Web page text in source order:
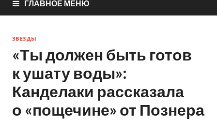
ГЛАВНОЕ МЕНЮ
ЗВЕЗДЫ
«Ты должен быть готов
к ушату воды»:
Канделаки рассказала
о «пощечине» от Познера